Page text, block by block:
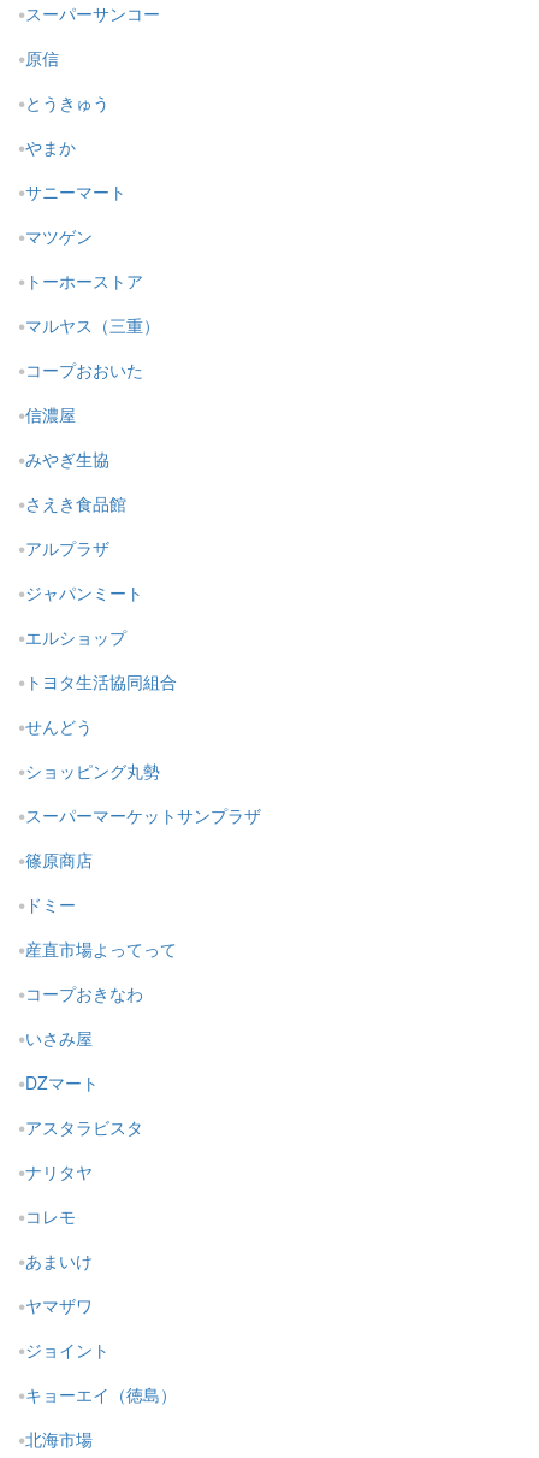
スーパーサンコー
原信
とうきゅう
やまか
サニーマート
マツゲン
トーホーストア
マルヤス（三重）
コープおおいた
信濃屋
みやぎ生協
さえき食品館
アルプラザ
ジャパンミート
エルショップ
トヨタ生活協同組合
せんどう
ショッピング丸勢
スーパーマーケットサンプラザ
篠原商店
ドミー
産直市場よってって
コープおきなわ
いさみ屋
DZマート
アスタラビスタ
ナリタヤ
コレモ
あまいけ
ヤマザワ
ジョイント
キョーエイ（徳島）
北海市場